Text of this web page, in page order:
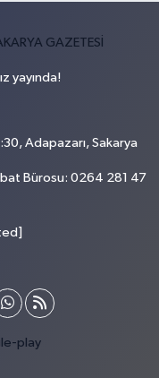
yayında!
Adapazarı, Sakarya
Bürosu: 0264 281 47